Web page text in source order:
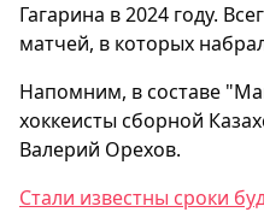
Гагарина в 2024 году.
матчей, в которых
Напомним, в составе
хоккеисты сборной
Валерий Орехов.
Стали известны сроки